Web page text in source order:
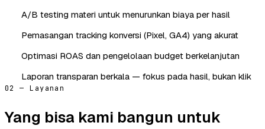
A/B testing materi untuk menurunkan biaya per hasil
Pemasangan tracking konversi (Pixel, GA4) yang akurat
Optimasi ROAS dan pengelolaan budget berkelanjutan
Laporan transparan berkala — fokus pada hasil, bukan klik
02 — Layanan
Yang bisa kami bangun untuk